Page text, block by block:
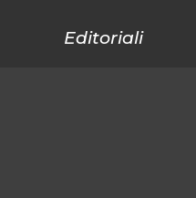
Editoriali